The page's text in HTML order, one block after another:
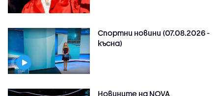
Спортни новини (07.08.2026 -
късна)
Новините на NOVA